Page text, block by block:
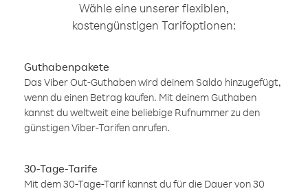
Wähle eine unserer flexiblen,
kostengünstigen Tarifoptionen:
Guthabenpakete
Das Viber Out-Guthaben wird deinem Saldo hinzugefügt,
wenn du einen Betrag kaufen. Mit deinem Guthaben
kannst du weltweit eine beliebige Rufnummer zu den
günstigen Viber-Tarifen anrufen.
30-Tage-Tarife
Mit dem 30-Tage-Tarif kannst du für die Dauer von 30